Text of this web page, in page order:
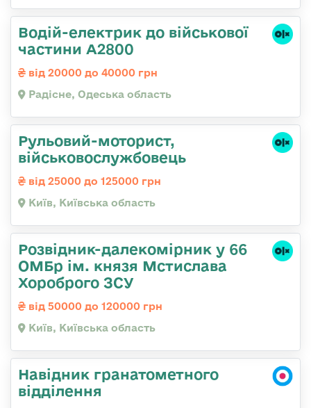
Водій-електрик до військової
частини А2800
від 20000 до 40000 грн
Радісне, Одеська область
Рульовий-мотоpист,
військовослужбовець
від 25000 до 125000 грн
Київ, Київська область
Розвідник-далекомірник у 66
ОМБр ім. князя Мстислава
Хороброго ЗСУ
від 50000 до 120000 грн
Київ, Київська область
Навідник гранатометного
відділення